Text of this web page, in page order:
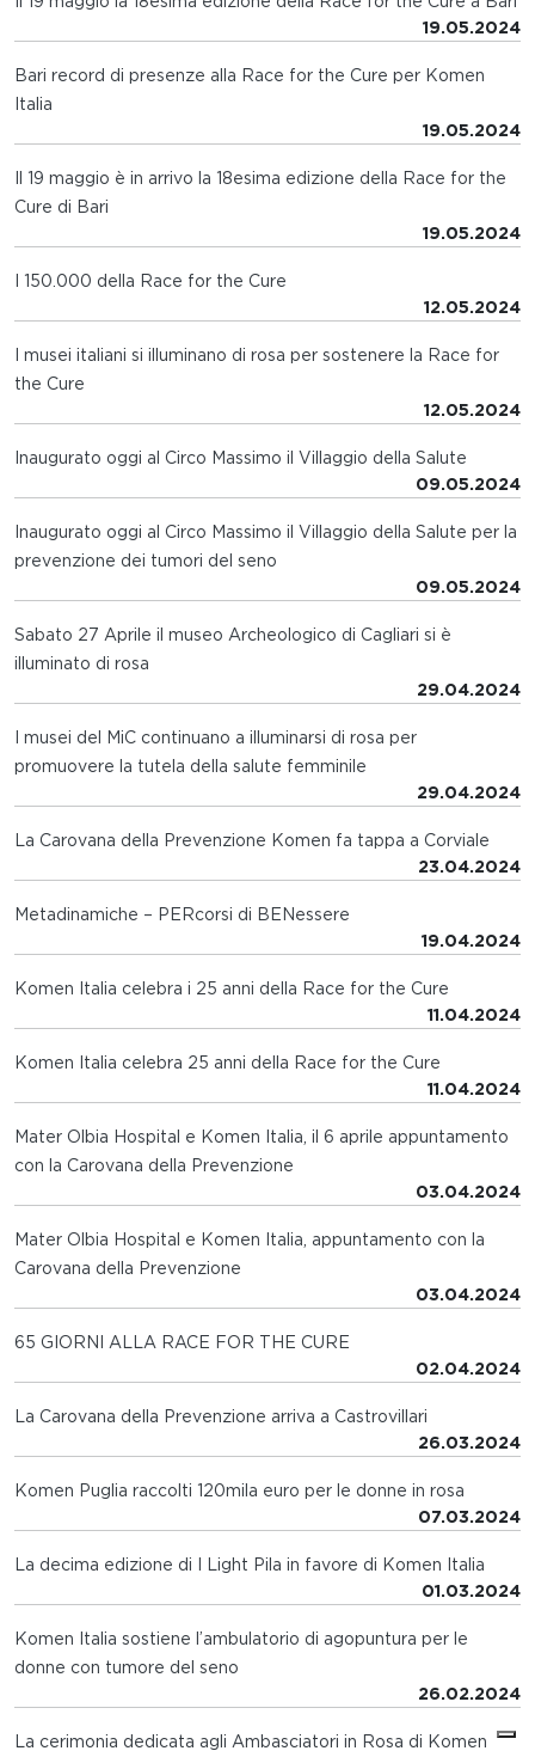
19.05.2024
Bari record di presenze alla Race for the Cure per Komen
Italia
19.05.2024
Il 19 maggio è in arrivo la 18esima edizione della Race for the
Cure di Bari
19.05.2024
I 150.000 della Race for the Cure
12.05.2024
I musei italiani si illuminano di rosa per sostenere la Race for
the Cure
12.05.2024
Inaugurato oggi al Circo Massimo il Villaggio della Salute
09.05.2024
Inaugurato oggi al Circo Massimo il Villaggio della Salute per la
prevenzione dei tumori del seno
09.05.2024
Sabato 27 Aprile il museo Archeologico di Cagliari si è
illuminato di rosa
29.04.2024
I musei del MiC continuano a illuminarsi di rosa per
promuovere la tutela della salute femminile
29.04.2024
La Carovana della Prevenzione Komen fa tappa a Corviale
23.04.2024
Metadinamiche – PERcorsi di BENessere
19.04.2024
Komen Italia celebra i 25 anni della Race for the Cure
11.04.2024
Komen Italia celebra 25 anni della Race for the Cure
11.04.2024
Mater Olbia Hospital e Komen Italia, il 6 aprile appuntamento
con la Carovana della Prevenzione
03.04.2024
Mater Olbia Hospital e Komen Italia, appuntamento con la
Carovana della Prevenzione
03.04.2024
65 GIORNI ALLA RACE FOR THE CURE
02.04.2024
La Carovana della Prevenzione arriva a Castrovillari
26.03.2024
Komen Puglia raccolti 120mila euro per le donne in rosa
07.03.2024
La decima edizione di I Light Pila in favore di Komen Italia
01.03.2024
Komen Italia sostiene l’ambulatorio di agopuntura per le
donne con tumore del seno
26.02.2024
La cerimonia dedicata agli Ambasciatori in Rosa di Komen